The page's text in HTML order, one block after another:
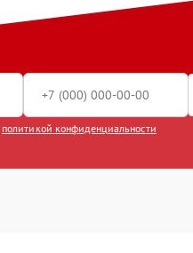
политикой конфиденциальности